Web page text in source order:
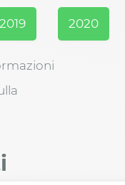
2019 2020